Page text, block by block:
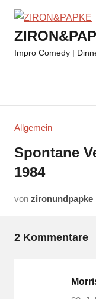
Zum
springen
Impro Comedy |
Allgemein
Spontane
1984
von zironundpapke
2 Kommentare